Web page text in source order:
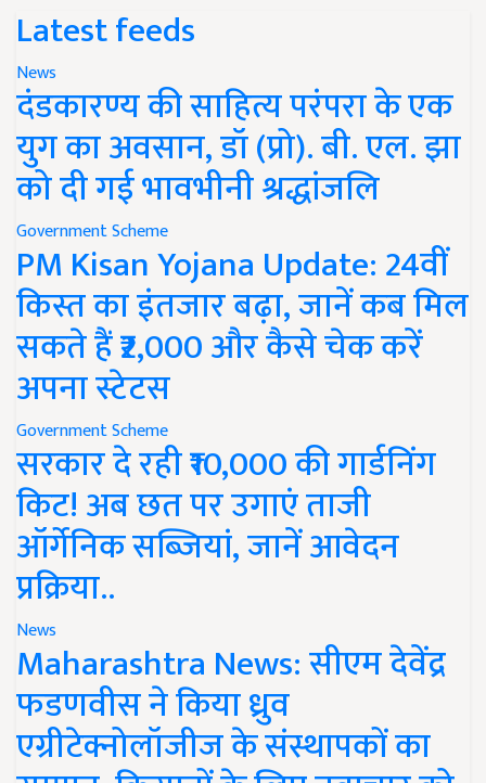
Latest feeds
News
दंडकारण्य की साहित्य परंपरा के एक
युग का अवसान, डॉ (प्रो). बी. एल. झा
को दी गई भावभीनी श्रद्धांजलि
Government Scheme
PM Kisan Yojana Update: 24वीं
किस्त का इंतजार बढ़ा, जानें कब मिल
सकते हैं ₹2,000 और कैसे चेक करें
अपना स्टेटस
Government Scheme
सरकार दे रही ₹10,000 की गार्डनिंग
किट! अब छत पर उगाएं ताजी
ऑर्गेनिक सब्जियां, जानें आवेदन
प्रक्रिया..
News
Maharashtra News: सीएम देवेंद्र
फडणवीस ने किया ध्रुव
एग्रीटेक्नोलॉजीज के संस्थापकों का